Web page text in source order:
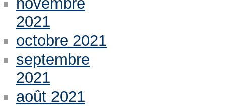
2021
octobre 2021
septembre
2021
août 2021